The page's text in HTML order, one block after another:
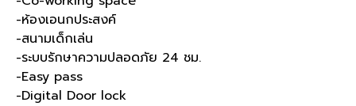
-ห้องเอนกประสงค์
-สนามเด็กเล่น
-ระบบรักษาความปลอดภัย 24 ชม.
-Easy pass
-Digital Door lock